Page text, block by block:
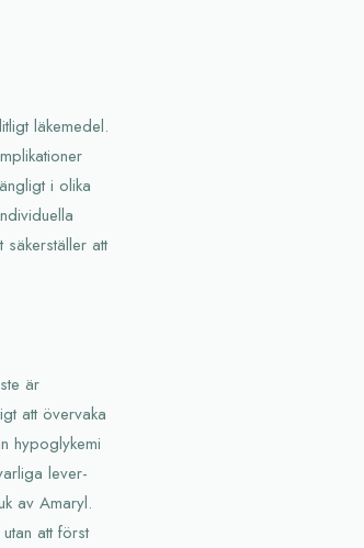
läkemedel.
i olika
att
är
att övervaka
hypoglykemi
lever-
av Amaryl.
att först